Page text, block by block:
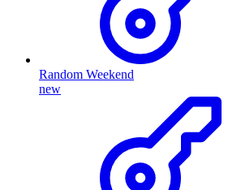
Random Weekend
new